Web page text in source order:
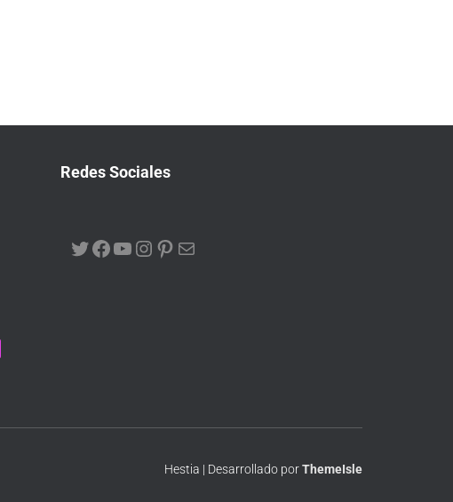
Redes Sociales
Hestia | Desarrollado porThemeIsle